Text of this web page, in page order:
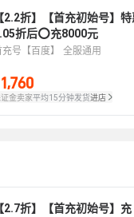
【2.2折】【首充初始号】
折后⭕充8000元
充号【百度】 全服通用
1,760
金卖家平均15分钟发货进店
【2.7折】【首充初始号】充